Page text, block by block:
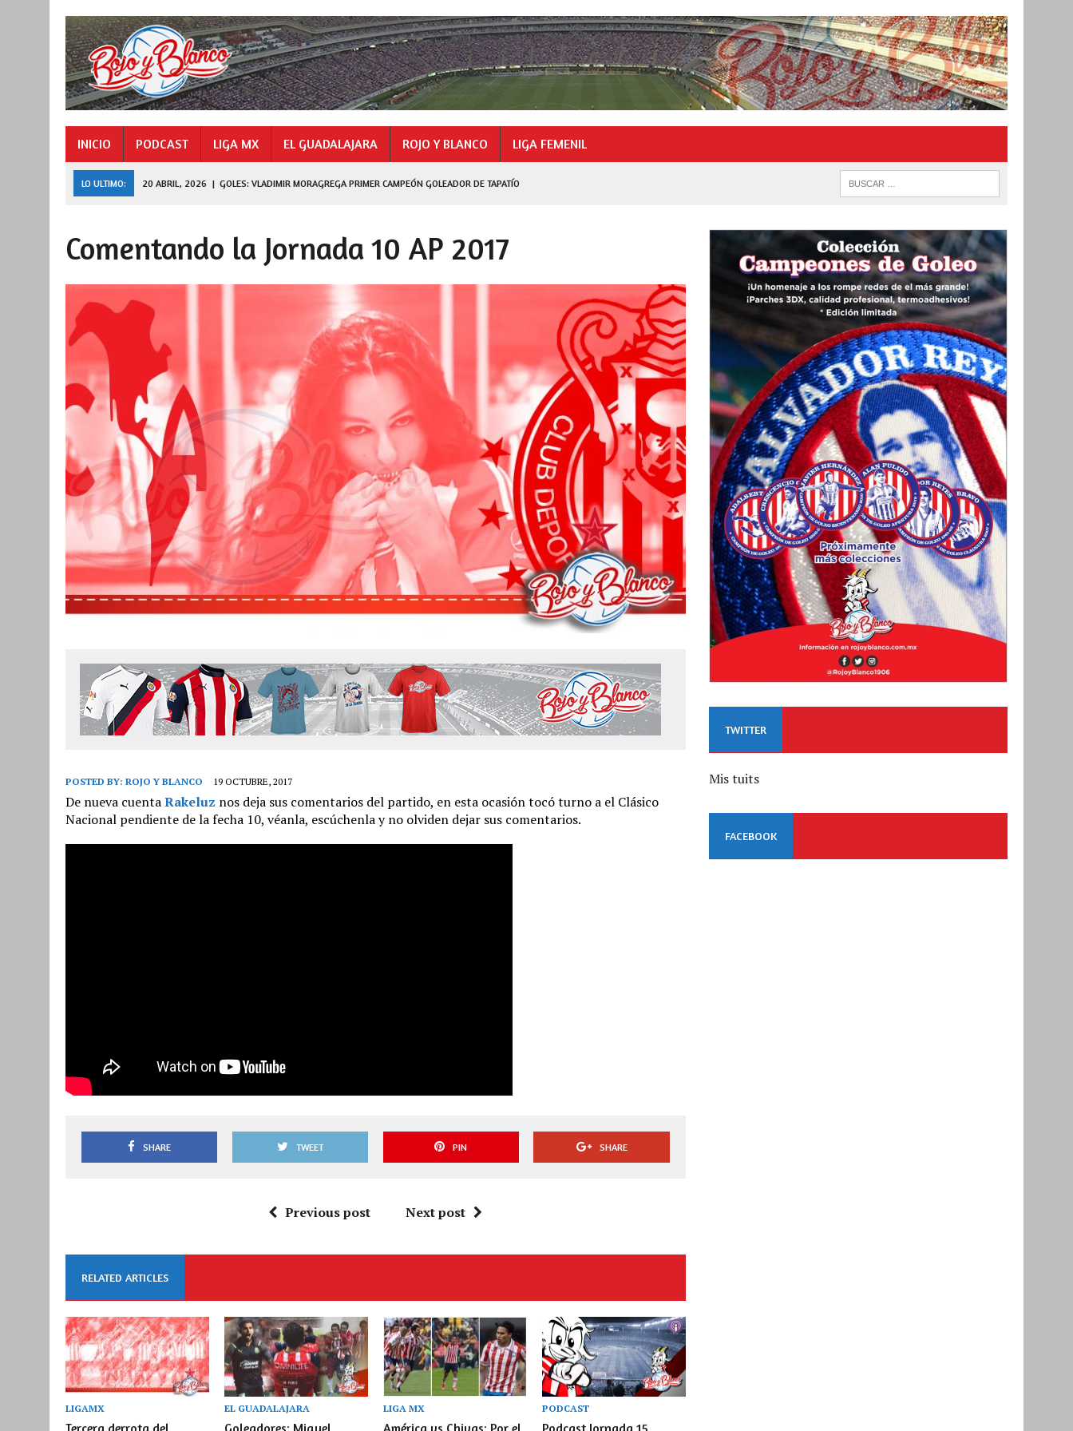
INICIO PODCAST LIGA MX EL GUADALAJARA ROJO Y BLANCO LIGA FEMENIL
LO ULTIMO: 20 ABRIL, 2026 | GOLES: VLADIMIR MORAGREGA PRIMER CAMPEÓN GOLEADOR DE TAPATÍO
DE FERRAN A LEAGUES CUP
Comentando la Jornada 10 AP 2017
POSTED BY: ROJO Y BLANCO 19 OCTUBRE, 2017
De nueva cuentaRakeluz nos deja sus comentarios del partido, en esta ocasión tocó turno a el Clásico
Nacional pendiente de la fecha 10, véanla, escúchenla y no olviden dejar sus comentarios.
SHARE TWEET PIN SHARE
Previous post Next post
RELATED ARTICLES
LIGAMX EL GUADALAJARA LIGA MX PODCAST
TWITTER
Mis tuits
FACEBOOK